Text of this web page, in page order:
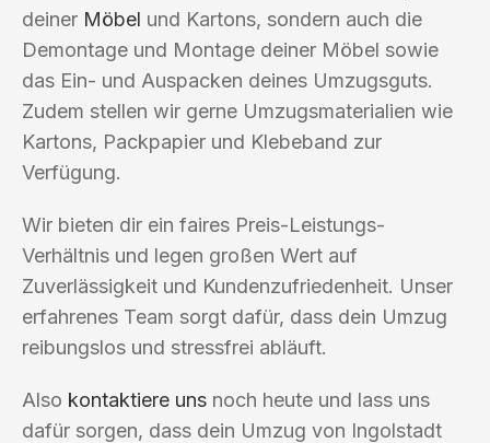
deiner Möbel und Kartons, sondern auch die
Demontage und Montage deiner Möbel sowie
das Ein- und Auspacken deines Umzugsguts.
Zudem stellen wir gerne Umzugsmaterialien wie
Kartons, Packpapier und Klebeband zur
Verfügung.
Wir bieten dir ein faires Preis-Leistungs-
Verhältnis und legen großen Wert auf
Zuverlässigkeit und Kundenzufriedenheit. Unser
erfahrenes Team sorgt dafür, dass dein Umzug
reibungslos und stressfrei abläuft.
Also kontaktiere uns noch heute und lass uns
dafür sorgen, dass dein Umzug von Ingolstadt